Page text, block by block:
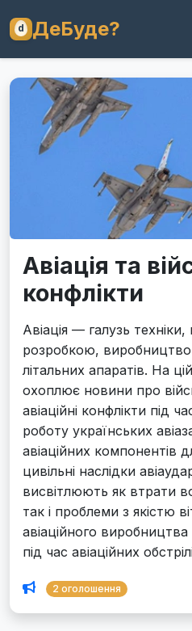
ДеБуде?
Авіація та
конфлікти
Авіація — галузь
розробкою,
літальних апаратів. На
охоплює новини про
авіаційні конфлікти під
роботу українських
авіаційних компонентів
цивільні наслідки
висвітлюють як втрати
так і проблеми з якістю
авіаційного
під час авіаційних
2 оголошення